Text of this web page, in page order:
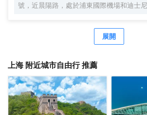
號，近晨陽路，處於浦東國際機場和迪士
離浦東國際機場，僅有15分鐘車程。距離
區（迪士尼樂園），僅有20分鐘車程。可
資源眾多，有上海新國際博覽中心、佛羅倫
海旅遊區等。 酒店是錦江酒店（中國區）
牌酒店，按照維也納國際5.0標準裝修，簡
舒適典雅。客房寬敞明亮，房內布置精美
的理念。 酒店還有免費停車場、休閒茶吧
展開
上海 附近城市自由行 推薦